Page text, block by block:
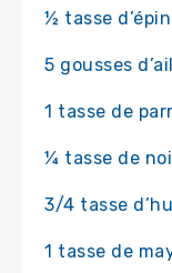
½ tasse
5 gousses d’ail
1 tasse de
¼ tasse de
3/4 tasse
1 tasse de